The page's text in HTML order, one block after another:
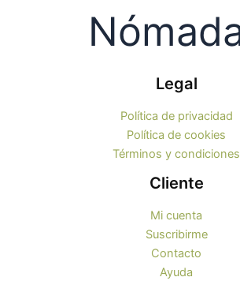
Legal
Política de privacidad
Política de cookies
Términos y condiciones
Cliente
Mi cuenta
Suscribirme
Contacto
Ayuda